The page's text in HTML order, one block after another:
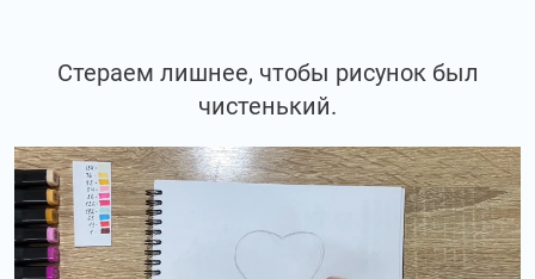
Стераем лишнее, чтобы рисунок был
чистенький.